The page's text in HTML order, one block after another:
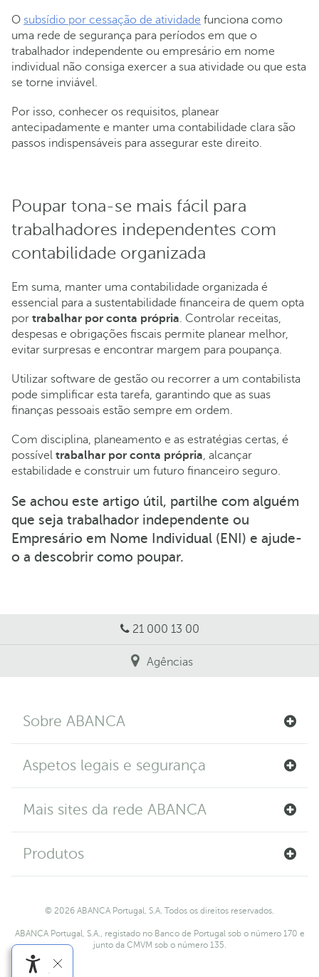
O subsídio por cessação de atividade funciona como
uma rede de segurança para períodos em que o
trabalhador independente ou empresário em nome
individual não consiga exercer a sua atividade ou que esta
se torne inviável.
Por isso, conhecer os requisitos, planear
antecipadamente e manter uma contabilidade clara são
passos indispensáveis para assegurar este direito.
Poupar tona-se mais fácil para
trabalhadores independentes com
contabilidade organizada
Em suma, manter uma contabilidade organizada é
essencial para a sustentabilidade financeira de quem opta
por trabalhar por conta própria. Controlar receitas,
despesas e obrigações fiscais permite planear melhor,
evitar surpresas e encontrar margem para poupança.
Utilizar software de gestão ou recorrer a um contabilista
pode simplificar esta tarefa, garantindo que as suas
finanças pessoais estão sempre em ordem.
Com disciplina, planeamento e as estratégias certas, é
possível trabalhar por conta própria, alcançar
estabilidade e construir um futuro financeiro seguro.
Se achou este artigo útil, partilhe com alguém
que seja trabalhador independente ou
Empresário em Nome Individual (ENI) e ajude-
o a descobrir como poupar.
21 000 13 00
Agências
Sobre ABANCA
Aspetos legais e segurança
Mais sites da rede ABANCA
Produtos
© 2026 ABANCA Portugal, S.A. Todos os direitos reservados.
ABANCA Portugal, S.A., registado no Banco de Portugal sob o número 170 e
junto da CMVM sob o número 135.